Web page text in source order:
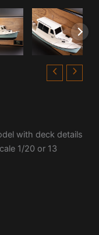
with deck details
1/20 or 13